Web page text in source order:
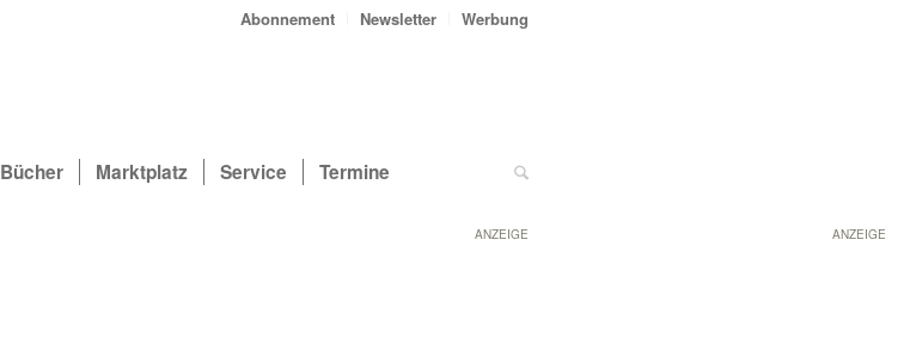
ANZEIGE
Abonnement Newsletter Werbung
Bücher Marktplatz Service Termine
ANZEIGE